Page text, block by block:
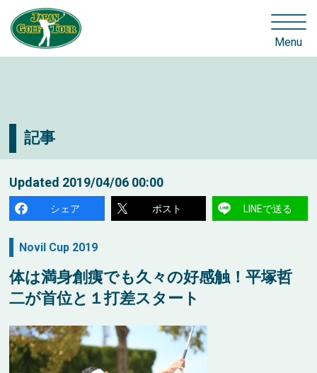
Menu
記事
Updated 2019/04/06 00:00
シェア ポスト LINEで送る
Novil Cup 2019
体は満身創痍でも久々の好感触！平塚哲
二が首位と１打差スタート